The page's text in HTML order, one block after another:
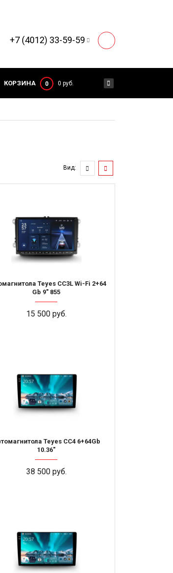
+7 (4012) 33-59-59
КОРЗИНА 0 0 руб.
Вид:
Teyes CC3L Wi-Fi 2+64
Gb 9" 855
15 500 руб.
Teyes CC4 6+64Gb
10.36"
38 500 руб.